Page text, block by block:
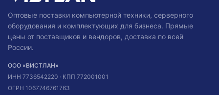
Оптовые поставки компьютерной техники, серверного
оборудования и комплектующих для бизнеса. Прямые
цены от поставщиков и вендоров, доставка по всей
России.
ООО «ВИСТЛАН»
ИНН 7736542220 · КПП 772001001
ОГРН 1067746761763